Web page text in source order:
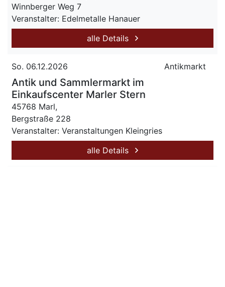
Winnberger Weg 7
Veranstalter: Edelmetalle Hanauer
alle Details
So. 06.12.2026 Antikmarkt
Antik und Sammlermarkt im
Einkaufscenter Marler Stern
45768 Marl,
Bergstraße 228
Veranstalter: Veranstaltungen Kleingries
alle Details